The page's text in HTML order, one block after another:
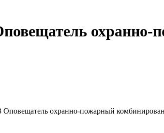
охранно-
охранно-пожарный